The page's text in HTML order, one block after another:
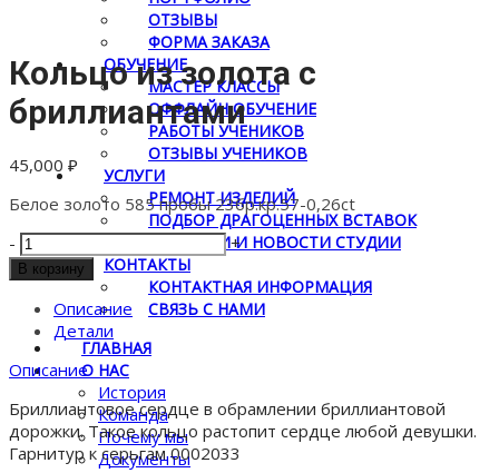
ОТЗЫВЫ
ФОРМА ЗАКАЗА
ОБУЧЕНИЕ
МАСТЕР КЛАССЫ
ОФФЛАЙН ОБУЧЕНИЕ
РАБОТЫ УЧЕНИКОВ
ОТЗЫВЫ УЧЕНИКОВ
УСЛУГИ
РЕМОНТ ИЗДЕЛИЙ
ПОДБОР ДРАГОЦЕННЫХ ВСТАВОК
СТАТЬИ И НОВОСТИ СТУДИИ
КОНТАКТЫ
КОНТАКТНАЯ ИНФОРМАЦИЯ
СВЯЗЬ С НАМИ
ГЛАВНАЯ
О НАС
История
Команда
Почему мы
Документы
Кольцо из золота с
бриллиантами
45,000 ₽
Белое золото 585 пробы 23бр.кр.57-0,26ct
- Количество
товара
Кольцо
из
золота
бриллиантами
+
В корзину
Описание
Детали
Описание
Бриллиантовое сердце в обрамлении бриллиантовой
дорожки. Такое кольцо растопит сердце любой девушки.
Гарнитур к серьгам 0002033